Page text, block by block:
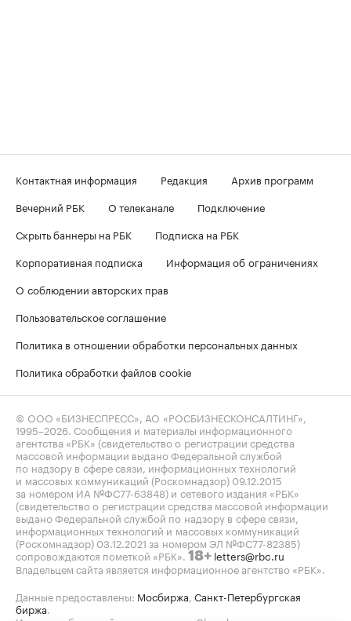
Контактная информация Редакция
Архив программ
Вечерний РБК
О телеканале
Подключение
Скрыть баннеры на РБК
Подписка на РБК
Корпоративная подписка
Информация об ограничениях
О соблюдении авторских прав
Пользовательское соглашение
Политика в отношении обработки персональных данных
Политика обработки файлов cookie
© ООО «БИЗНЕСПРЕСС», АО «РОСБИЗНЕСКОНСАЛТИНГ»,
1995–2026. Сообщения и материалы информационного
агентства «РБК» (свидетельство о регистрации средства
массовой информации выдано Федеральной службой
по надзору в сфере связи, информационных технологий
и массовых коммуникаций (Роскомнадзор) 09.12.2015
за номером ИА №ФС77-63848) и сетевого издания «РБК»
(свидетельство о регистрации средства массовой информации
выдано Федеральной службой по надзору в сфере связи,
информационных технологий и массовых коммуникаций
(Роскомнадзор) 03.12.2021 за номером ЭЛ №ФС77-82385)
сопровождаются пометкой «РБК». 18+ letters@rbc.ru
Владельцем сайта является информационное агентство «РБК».
Данные предоставлены: Мосбиржа, Санкт-Петербургская
биржа.